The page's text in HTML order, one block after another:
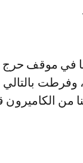
موقف حرج
وفرطت
من